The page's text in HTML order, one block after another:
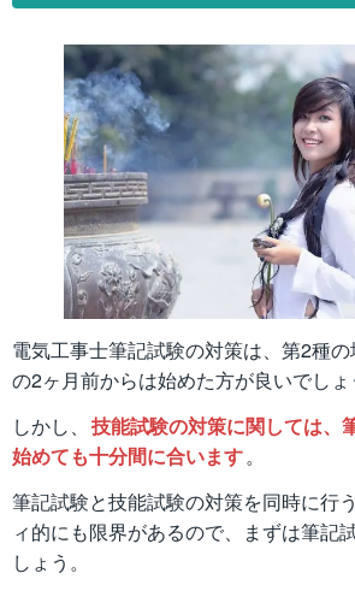
電気工事士筆記試験の対策は、第2種
の2ヶ月前からは始めた方が良いでしょ
しかし、 技能試験の対策に関しては、
始めても十分間に合います。
筆記試験と技能試験の対策を同時に行
ィ的にも限界があるので、まずは筆記
しょう。